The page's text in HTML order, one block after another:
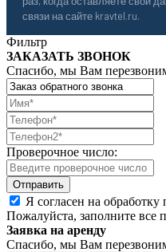
связи на сайте kravtel.ru.
Фильтр
ЗАКАЗАТЬ ЗВОНОК
Спасибо, мы Вам
Проверочное число:
Я согласен на
Пожалуйста, заполните все
Заявка на аренду
Спасибо, мы Вам